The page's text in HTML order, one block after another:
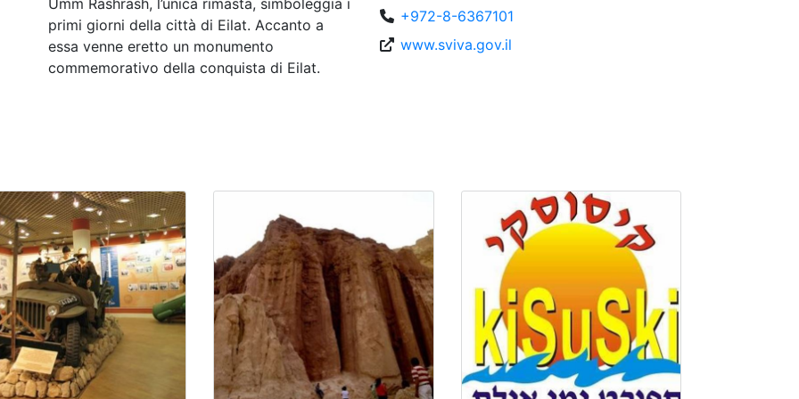
Umm Rashrash, l’unica rimasta, simboleggia i
primi giorni della città di Eilat. Accanto a
essa venne eretto un monumento
commemorativo della conquista di Eilat.
+972-8-6367101
www.sviva.gov.il